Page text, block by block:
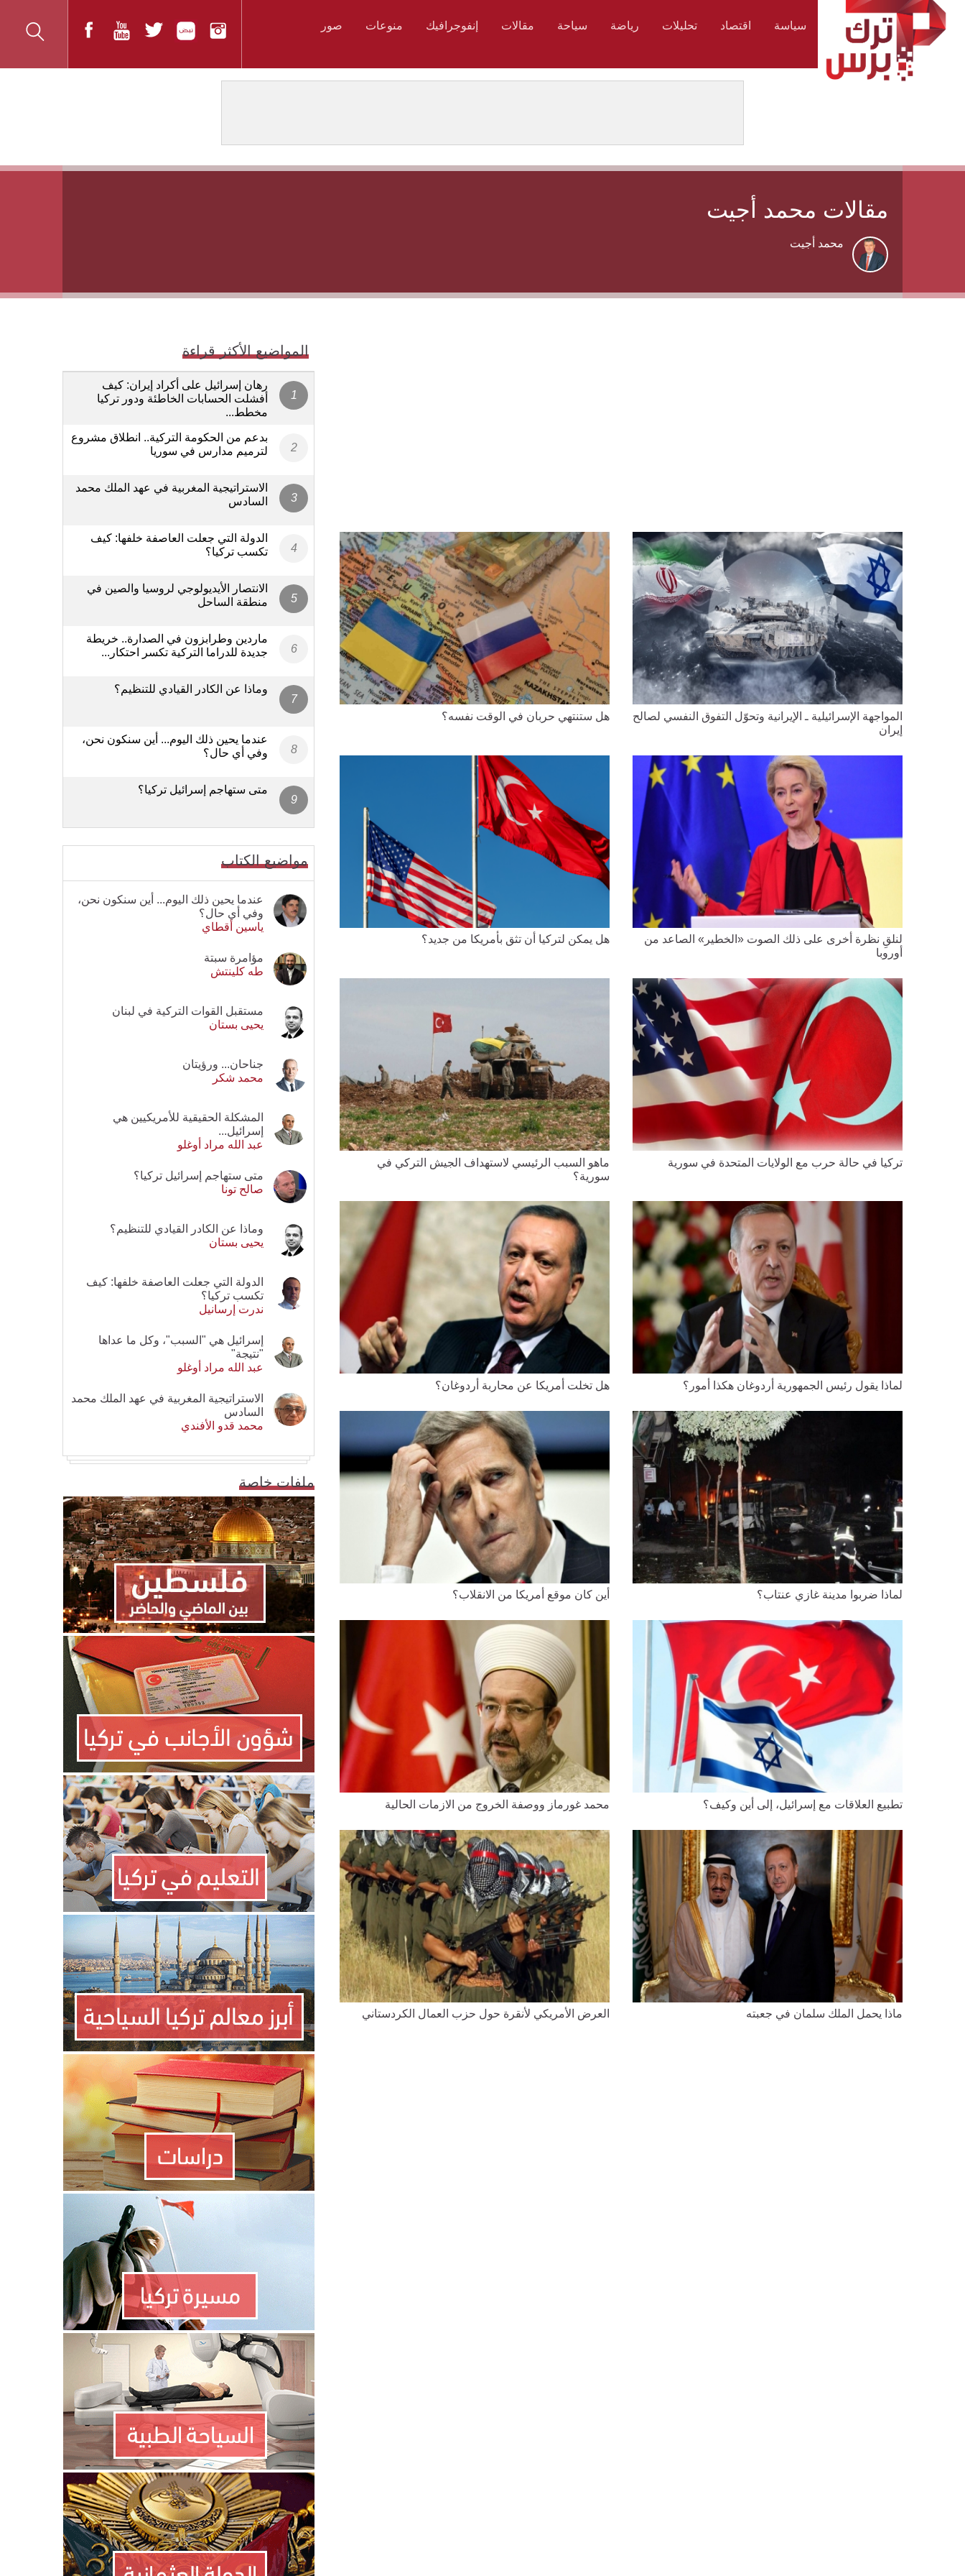
سياسة اقتصاد تحليلات رياضة سياحة مقالات إنفوجرافيك منوعات صور
مقالات محمد أجيت
محمد أجيت
المواجهة الإسرائيلية ـ الإيرانية وتحوّل التفوق النفسي لصالح
إيران
هل ستنتهي حربان في الوقت نفسه؟
لنلقِ نظرة أخرى على ذلك الصوت «الخطير» الصاعد من
أوروبا
هل يمكن لتركيا أن تثق بأمريكا من جديد؟
تركيا في حالة حرب مع الولايات المتحدة في سورية
ماهو السبب الرئيسي لاستهداف الجيش التركي في
سورية؟
لماذا يقول رئيس الجمهورية أردوغان هكذا أمور؟ هل تخلت أمريكا عن محاربة أردوغان؟
لماذا ضربوا مدينة غازي عنتاب؟ أين كان موقع أمريكا من الانقلاب؟
تطبيع العلاقات مع إسرائيل، إلى أين وكيف؟ محمد غورماز ووصفة الخروج من الازمات الحالية
ماذا يحمل الملك سلمان في جعبته العرض الأمريكي لأنقرة حول حزب العمال الكردستاني
المواضيع الأكثر قراءة
رهان إسرائيل على أكراد إيران: كيف
أفشلت الحسابات الخاطئة ودور تركيا
مخطط...
بدعم من الحكومة التركية.. انطلاق مشروع
لترميم مدارس في سوريا
الاستراتيجية المغربية في عهد الملك محمد
السادس
الدولة التي جعلت العاصفة خلفها: كيف
تكسب تركيا؟
الانتصار الأيديولوجي لروسيا والصين في
منطقة الساحل
ماردين وطرابزون في الصدارة.. خريطة
جديدة للدراما التركية تكسر احتكار...
وماذا عن الكادر القيادي للتنظيم؟
عندما يحين ذلك اليوم... أين سنكون نحن،
وفي أي حال؟
متى ستهاجم إسرائيل تركيا؟
مواضيع الكتاب
عندما يحين ذلك اليوم... أين سنكون نحن،
وفي أي حال؟
ياسين أقطاي
مؤامرة سبتة
طه كلينتش
مستقبل القوات التركية في لبنان
يحيى بستان
جناحان... ورؤيتان
محمد شكر
المشكلة الحقيقية للأمريكيين هي
إسرائيل...
عبد الله مراد أوغلو
متى ستهاجم إسرائيل تركيا؟
صالح تونا
وماذا عن الكادر القيادي للتنظيم؟
يحيى بستان
الدولة التي جعلت العاصفة خلفها: كيف
تكسب تركيا؟
ندرت إرسانيل
إسرائيل هي "السبب"، وكل ما عداها
"نتيجة"
عبد الله مراد أوغلو
الاستراتيجية المغربية في عهد الملك محمد
السادس
محمد قدو الأفندي
ملفات خاصة